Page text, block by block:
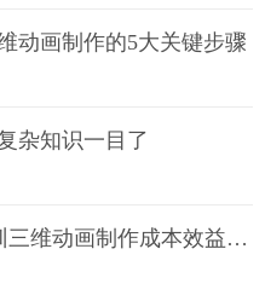
动画制作的5大关键步骤
杂知识一目了
1分钟可能=1条命！安全培训三维动画制作成本效益深度拆解